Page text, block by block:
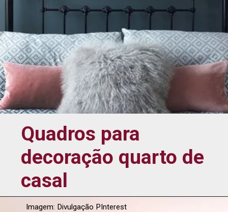
Quadros para
decoração quarto de
casal
Imagem: Divulgação PInterest